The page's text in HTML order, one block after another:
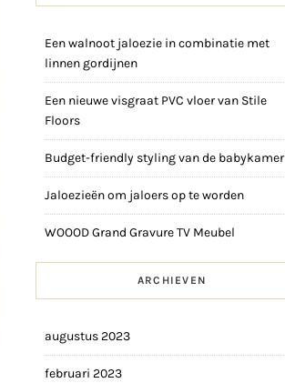
Een walnoot jaloezie in combinatie met
linnen gordijnen
Een nieuwe visgraat PVC vloer van Stile
Floors
Budget-friendly styling van de babykamer
Jaloezieën om jaloers op te worden
WOOOD Grand Gravure TV Meubel
ARCHIEVEN
augustus 2023
februari 2023